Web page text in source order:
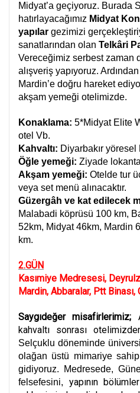
Midyat’a geçiyoruz. Burada
hatırlayacağımız Midyat
yapılar gezimizi
sanatlarından olan Telkâri
Vereceğimiz serbest zaman
alışveriş yapıyoruz.
Mardin’e doğru hareket
akşam yemeği otelimizde.
Konaklama: 5*Midyat Elite
otel Vb.
Kahvaltı: Diyarbakır yöresel
Öğle yemeği: Ziyade
Akşam yemeği: Otelde tur
veya set menü alınacaktır.
Güzergâh ve kat edilecek
Malabadi köprüsü 100 km,
52km, Midyat 46km, Mardin
km.
2.GÜN
Kasımiye Medresesi,
Mardin, Abbaralar, Ptt
Saygıdeğer misafirlerimiz;
kahvaltı sonrası
Selçuklu döneminde
olağan üstü mimariye
gidiyoruz. Medresede,
felsefesini, yapının